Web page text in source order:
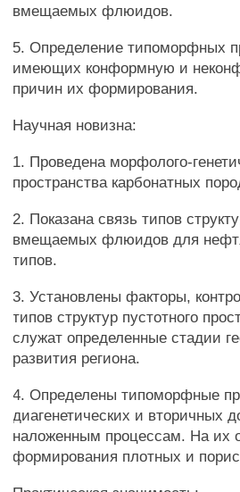
вмещаемых флюидов.
5. Определение типоморфных
имеющих конформную и
причин их формирования.
Научная новизна:
1. Проведена морфолого-
пространства карбонатных
2. Показана связь типов
вмещаемых флюидов для
типов.
3. Установлены факторы,
типов структур пустотного
служат определенные стадии
развития региона.
4. Определены типоморфные
диагенетических и вторичных
наложенным процессам. На их
формирования плотных и